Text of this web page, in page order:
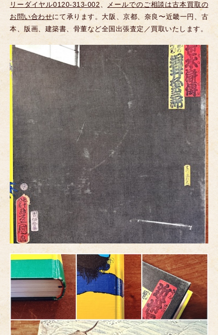
リーダイヤル0120-313-002、
メールでのご相談は古本買取の
お問い合わせにて承ります。大阪、京都、奈良〜近畿一円、古
本、版画、建築書、骨董など全国出張査定／買取いたします。